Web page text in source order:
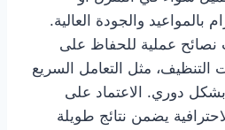
بالمواعيد والجودة العالية.
عملية للحفاظ على
مثل التعامل السريع
بشكل دوري. الاعتماد على
يضمن نتائج طويلة